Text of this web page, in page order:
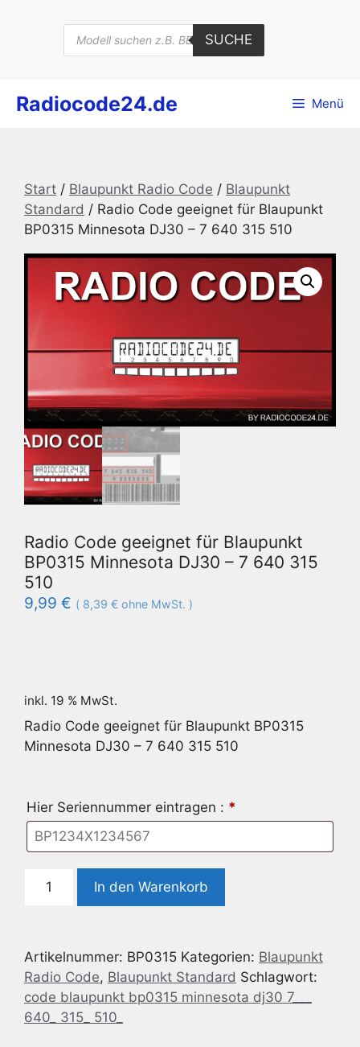
Products
search
SUCHE
Radiocode24.de Menü
Start / Blaupunkt Radio Code / Blaupunkt
Standard / Radio Code geeignet für Blaupunkt
BP0315 Minnesota DJ30 – 7 640 315 510
Radio Code geeignet für Blaupunkt
BP0315 Minnesota DJ30 – 7 640 315
510
9,99 € ( 8,39 € ohne MwSt. )
inkl. 19 % MwSt.
Radio Code geeignet für Blaupunkt BP0315
Minnesota DJ30 – 7 640 315 510
Hier Seriennummer eintragen : *
Code
Blaupunkt
BP0315
Minnesota
DJ30
In den Warenkorb
Artikelnummer: BP0315 Kategorien: Blaupunkt
Radio Code, Blaupunkt Standard Schlagwort:
code blaupunkt bp0315 minnesota dj30 7___
640_ 315_ 510_